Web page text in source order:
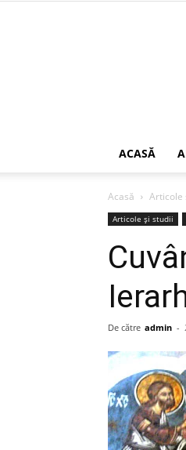
ACASĂ
Acasă Articole
Articole şi studii
De către admin -